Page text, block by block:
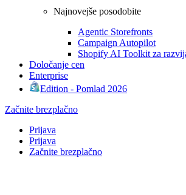
Najnovejše posodobite
Agentic Storefronts
Campaign Autopilot
Shopify AI Toolkit za
Določanje cen
Enterprise
Edition - Pomlad 2026
Začnite brezplačno
Prijava
Prijava
Začnite brezplačno